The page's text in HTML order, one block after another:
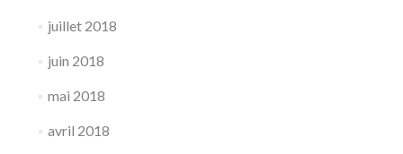
juillet 2018
juin 2018
mai 2018
avril 2018